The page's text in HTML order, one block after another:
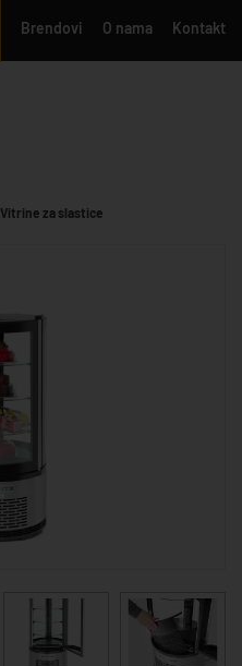
Brendovi O nama Kontakt
Vitrine za slastice